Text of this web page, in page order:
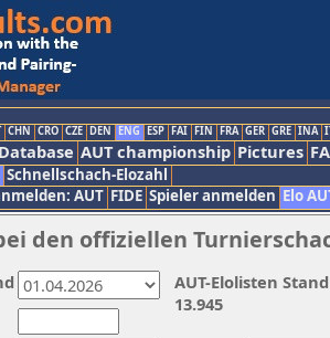
CHN CRO CZE DEN ENG ESP FAI FIN FRA GER GRE INA
AUT championship Pictures
Schnellschach-Elozahl
AUT FIDE Spieler anmelden Elo
den offiziellen
AUT-Elolisten
13.945